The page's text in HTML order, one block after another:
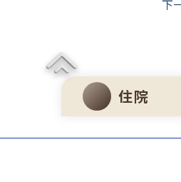
下
住院